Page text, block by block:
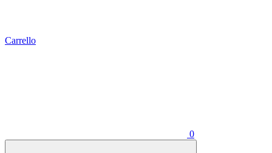
Carrello
0